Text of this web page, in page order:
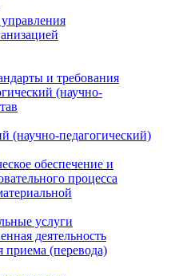
и требования
(научно-
(научно-педагогический)
обеспечение и
процесса
услуги
деятельность
приема (перевода)